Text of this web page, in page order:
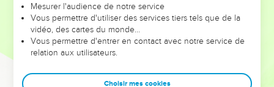
leur foi ou leur vision. Mais on voit moins les doutes, les erreurs
et les saisons difficiles qu'ils ont traversés, alors même que ce
sont elles qui les ont façonnés.
Dans cette conférence, leaders, entrepreneurs, et responsables
clés pour avancer avec plus de sagesse afin que leurs erreurs
Mesurer l'audience de notre service
Vous permettre d'utiliser des services tiers tels que de la
vidéo, des cartes du monde…
Vous permettre d'entrer en contact avec notre service de
relation aux utilisateurs.
Choisir mes cookies